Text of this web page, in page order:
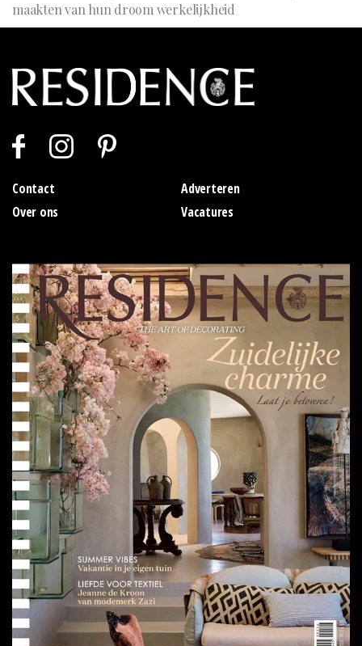
maakten van hun droom werkelijkheid
Contact
Adverteren
Over ons
Vacatures